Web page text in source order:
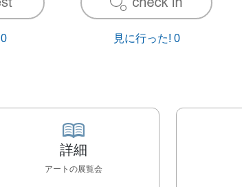
0 見に行った! 0
詳細
アート の展覧会